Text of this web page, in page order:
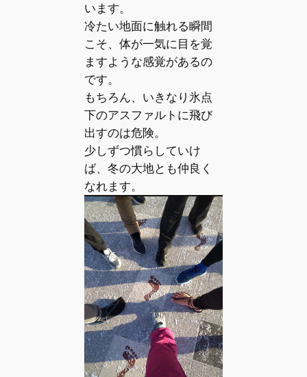
います。
冷たい地面に触れる瞬間
こそ、体が一気に目を覚
ますような感覚があるの
です。
もちろん、いきなり氷点
下のアスファルトに飛び
出すのは危険。
少しずつ慣らしていけ
ば、冬の大地とも仲良く
なれます。